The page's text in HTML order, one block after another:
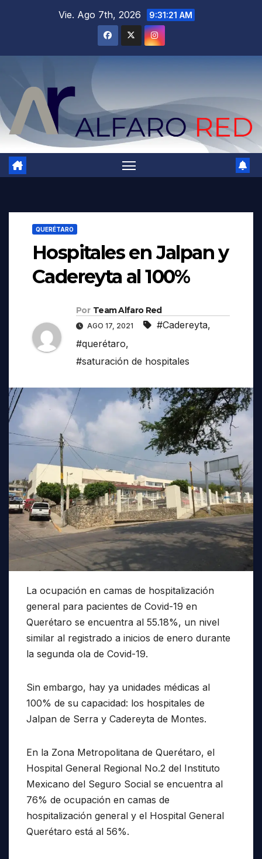
Vie. Ago 7th, 2026 9:31:23 AM
QUERÉTARO
Hospitales en Jalpan y
Cadereyta al 100%
Por Team Alfaro Red
AGO 17, 2021 #Cadereyta,
#querétaro,
#saturación de hospitales
La ocupación en camas de hospitalización
general para pacientes de Covid-19 en
Querétaro se encuentra al 55.18%, un nivel
similar al registrado a inicios de enero durante
la segunda ola de Covid-19.
Sin embargo, hay ya unidades médicas al
100% de su capacidad: los hospitales de
Jalpan de Serra y Cadereyta de Montes.
En la Zona Metropolitana de Querétaro, el
Hospital General Regional No.2 del Instituto
Mexicano del Seguro Social se encuentra al
76% de ocupación en camas de
hospitalización general y el Hospital General
Querétaro está al 56%.